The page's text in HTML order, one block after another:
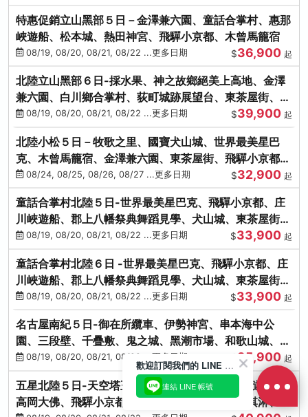
特惠促銷立山黑部５日－金澤兼六園、童話合掌村、惠那
峽遊船、松本城、熱田神宮、飛驒小京都、木曾馬籠宿
08/19, 08/20, 08/21, 08/22 ...更多日期 $36,900 起
北陸立山黑部６日-採水果、神之故鄉絕美上高地、金澤
兼六園、白川鄉合掌村、荻町城跡展望台、東茶屋街、名
花之里絢爛花海
08/19, 08/20, 08/21, 08/22 ...更多日期 $39,900 起
北陸小松５日－牧歌之里、國寶犬山城、世界最美星巴
克、木曾馬籠宿、金澤兼六園、東茶屋街、飛驒小京都、
白川鄉合掌村
08/24, 08/25, 08/26, 08/27 ...更多日期 $32,900 起
童話合掌村北陸５日-世界最美星巴克、飛驒小京都、庄
川峽遊船、郡上八幡祭典舞蹈見學、犬山城、東茶屋街、
松葉蟹、金箔冰淇淋
08/19, 08/20, 08/21, 08/22 ...更多日期 $33,900 起
童話合掌村北陸６日 -世界最美星巴克、飛驒小京都、庄
川峽遊船、郡上八幡祭典舞蹈見學、犬山城、東茶屋街、
松葉蟹、金箔冰淇淋
08/19, 08/20, 08/21, 08/22 ...更多日期 $33,900 起
名古屋南紀５日-御在所纜車、伊勢神宮、串本海中公
園、三段壁、千疊敷、鬼之城、黑潮市場、和歌山城、伊
勢龍蝦溫泉
08/19, 08/20, 08/21, 08/22 ...更多日期 35,900 起
五星北陸５日-天空塔王子、金澤兼六園、庄川峽遊船、
高岡大佛、飛驒小京都、敦賀海鮮市場、金箔冰淇淋、鰻
歡迎訂閱我們的 LINE 官方帳號
連結 LINE 帳號